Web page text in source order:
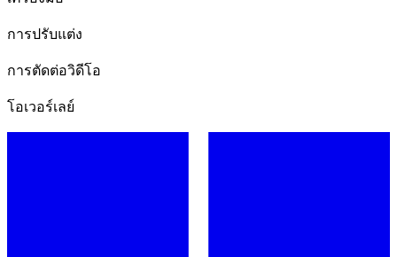
การปรับแต่ง
การตัดต่อวิดีโอ
โอเวอร์เลย์